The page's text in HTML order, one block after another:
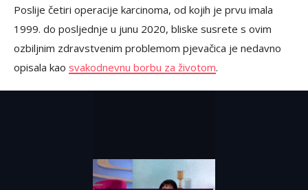
Poslije četiri operacije karcinoma, od kojih je prvu imala
1999. do posljednje u junu 2020, bliske susrete s ovim
ozbiljnim zdravstvenim problemom pjevačica je nedavno
opisala kao svakodnevnu borbu za životom.